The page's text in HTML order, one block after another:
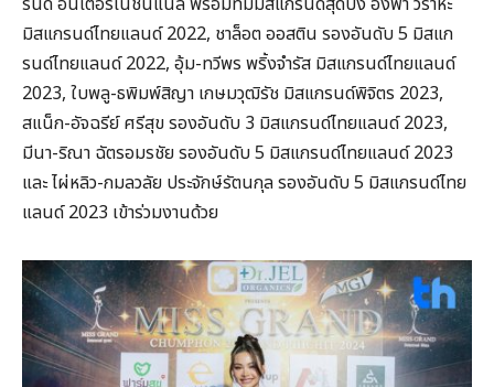
มิสแกรนด์ไทยแลนด์ 2022, ชาล็อต ออสติน รองอันดับ 5 มิสแก
รนด์ไทยแลนด์ 2022, อุ้ม-ทวีพร พริ้งจำรัส มิสแกรนด์ไทยแลนด์
2023, ใบพลู-ธพิมพ์สิญา เกษมวุฒิรัช มิสแกรนด์พิจิตร 2023,
สแน็ก-อัจฉรีย์ ศรีสุข รองอันดับ 3 มิสแกรนด์ไทยแลนด์ 2023,
มีนา-ริณา ฉัตรอมรชัย รองอันดับ 5 มิสแกรนด์ไทยแลนด์ 2023
และ ไผ่หลิว-กมลวลัย ประจักษ์รัตนกุล รองอันดับ 5 มิสแกรนด์ไทย
แลนด์ 2023 เข้าร่วมงานด้วย